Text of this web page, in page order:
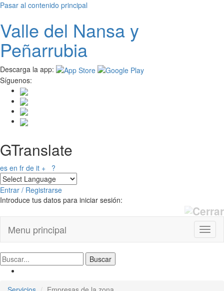
Pasar al contenido principal
Valle del Nansay
Peñarrubia
Descarga la app:
Síguenos:
GTranslate
es en fr de it + ?
Entrar / Registrarse
Introduce tus datos para iniciar sesión:
Menu principal